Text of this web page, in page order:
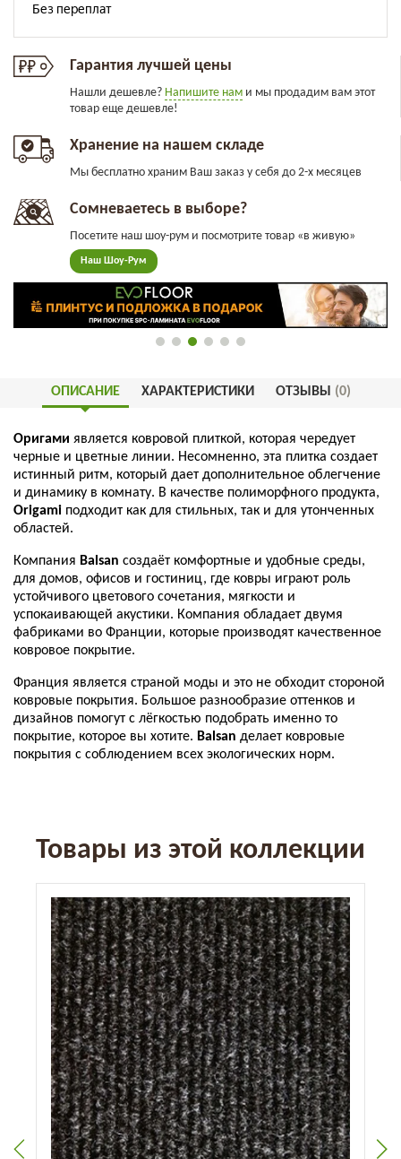
Гарантия лучшей цены
Нашли дешевле? Напишите нам и мы продадим вам этот
товар еще дешевле!
Хранение на нашем складе
Мы бесплатно храним Ваш заказ у себя до 2-х месяцев
Сомневаетесь в выборе?
Посетите наш шоу-рум и посмотрите товар «в живую»
Наш Шоу-Рум
ОПИСАНИЕ ХАРАКТЕРИСТИКИ ОТЗЫВЫ (0)
Оригами является ковровой плиткой, которая чередует
черные и цветные линии. Несомненно, эта плитка создает
истинный ритм, который дает дополнительное облегчение
и динамику в комнату. В качестве полиморфного продукта,
Origami подходит как для стильных, так и для утонченных
областей.
Компания Balsan создаёт комфортные и удобные среды,
для домов, офисов и гостиниц, где ковры играют роль
устойчивого цветового сочетания, мягкости и
успокаивающей акустики. Компания обладает двумя
фабриками во Франции, которые производят качественное
ковровое покрытие.
Франция является страной моды и это не обходит стороной
ковровые покрытия. Большое разнообразие оттенков и
дизайнов помогут с лёгкостью подобрать именно то
покрытие, которое вы хотите. Balsan делает ковровые
покрытия с соблюдением всех экологических норм.
Товары из этой коллекции